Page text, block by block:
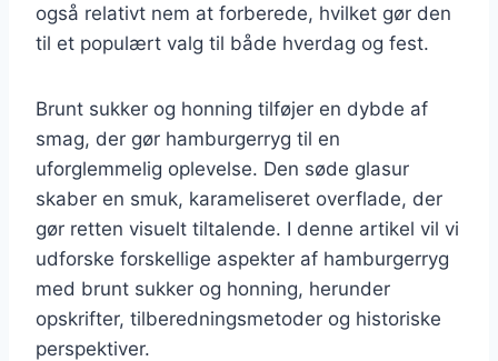
også relativt nem at forberede, hvilket gør den
til et populært valg til både hverdag og fest.
Brunt sukker og honning tilføjer en dybde af
smag, der gør hamburgerryg til en
uforglemmelig oplevelse. Den søde glasur
skaber en smuk, karameliseret overflade, der
gør retten visuelt tiltalende. I denne artikel vil vi
udforske forskellige aspekter af hamburgerryg
med brunt sukker og honning, herunder
opskrifter, tilberedningsmetoder og historiske
perspektiver.